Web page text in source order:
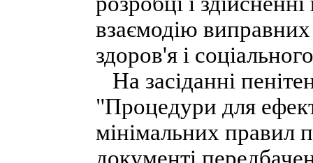
взаємодію
здоров'я і
На засіданні
"Процедури для
мінімальних правил